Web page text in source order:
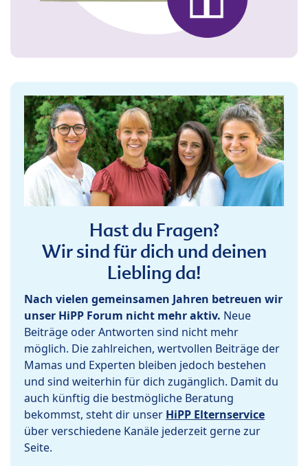
Hast du Fragen?
Wir sind für dich und deinen
Liebling da!
Nach vielen gemeinsamen Jahren betreuen wir
unser HiPP Forum nicht mehr aktiv. Neue
Beiträge oder Antworten sind nicht mehr
möglich. Die zahlreichen, wertvollen Beiträge der
Mamas und Experten bleiben jedoch bestehen
und sind weiterhin für dich zugänglich. Damit du
auch künftig die bestmögliche Beratung
bekommst, steht dir unser HiPP Elternservice
über verschiedene Kanäle jederzeit gerne zur
Seite.